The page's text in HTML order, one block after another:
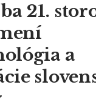
21.
a